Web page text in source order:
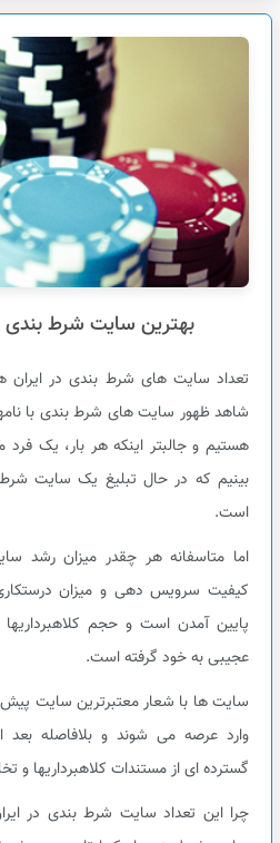
بهترین سایت شرط بندی
تعداد سایت های شرط بندی در ایران
شاهد ظهور سایت های شرط بندی با
هستیم و جالبتر اینکه هر بار، یک
بینیم که در حال تبلیغ یک سایت شرط
است.
اما متاسفانه هر چقدر میزان رشد
کیفیت سرویس دهی و میزان درستکاری
پایین آمدن است و حجم کلاهبرداریها
عجیبی به خود گرفته است.
سایت ها با شعار معتبرترین سایت پیش
وارد عرصه می شوند و بلافاصله بعد
گسترده ای از مستندات کلاهبرداریها و
چرا این تعداد سایت شرط بندی در